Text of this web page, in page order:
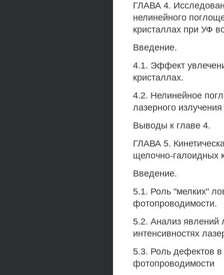
ГЛАВА 4.
нелинейного
кристаллах при УФ
Введение.
4.1. Эффект
кристаллах.
4.2. Нелинейное
лазерного
Выводы к главе 4.
ГЛАВА 5.
щелочно-галоидных
Введение.
5.1. Роль "мелких"
фотопроводимости.
5.2. Анализ явлений
интенсивностях
5.3. Роль дефектов
фотопроводимости